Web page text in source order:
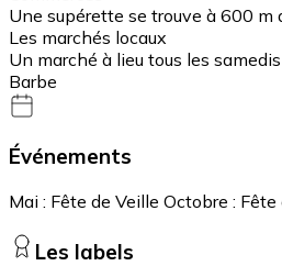
Une supérette se trouve à 600 m
Les marchés locaux
Un marché à lieu tous les
Barbe
Événements
Mai : Fête de Veille Octobre :
Les labels